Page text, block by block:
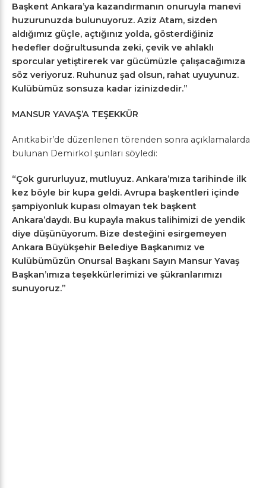
Başkent Ankara’ya kazandırmanın onuruyla manevi
huzurunuzda bulunuyoruz. Aziz Atam, sizden
aldığımız güçle, açtığınız yolda, gösterdiğiniz
hedefler doğrultusunda zeki, çevik ve ahlaklı
sporcular yetiştirerek var gücümüzle çalışacağımıza
söz veriyoruz. Ruhunuz şad olsun, rahat uyuyunuz.
Kulübümüz sonsuza kadar izinizdedir.”
MANSUR YAVAŞ’A TEŞEKKÜR
Anıtkabir’de düzenlenen törenden sonra açıklamalarda
bulunan Demirkol şunları söyledi:
“Çok gururluyuz, mutluyuz. Ankara’mıza tarihinde ilk
kez böyle bir kupa geldi. Avrupa başkentleri içinde
şampiyonluk kupası olmayan tek başkent
Ankara’daydı. Bu kupayla makus talihimizi de yendik
diye düşünüyorum. Bize desteğini esirgemeyen
Ankara Büyükşehir Belediye Başkanımız ve
Kulübümüzün Onursal Başkanı Sayın Mansur Yavaş
Başkan’ımıza teşekkürlerimizi ve şükranlarımızı
sunuyoruz.”